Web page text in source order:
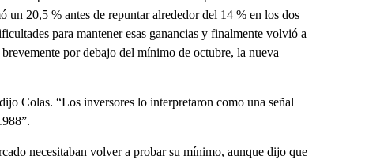
20,5 % antes de repuntar alrededor del 14 % en los dos
para mantener esas ganancias y finalmente volvió a
por debajo del mínimo de octubre, la nueva
Colas. “Los inversores lo interpretaron como una señal
necesitaban volver a probar su mínimo, aunque dijo que